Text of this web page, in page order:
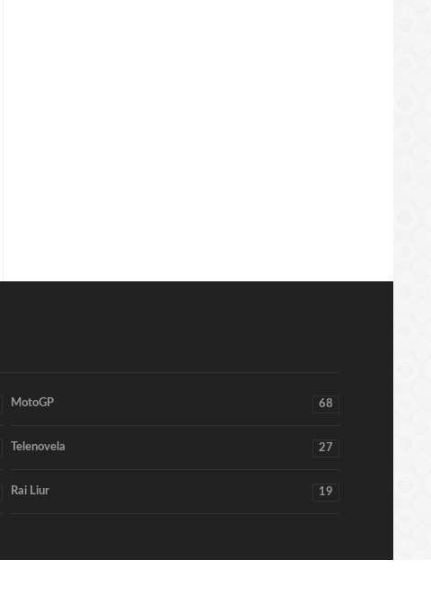
MotoGP 68
Telenovela 27
Rai Liur 19